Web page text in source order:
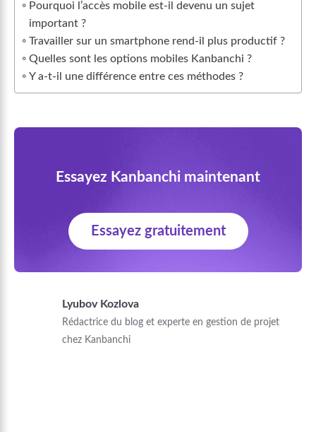
Pourquoi l’accès mobile est-il devenu un sujet
important ?
Travailler sur un smartphone rend-il plus productif ?
Quelles sont les options mobiles Kanbanchi ?
Y a-t-il une différence entre ces méthodes ?
Essayez Kanbanchi maintenant
Essayez gratuitement
Lyubov Kozlova
Rédactrice du blog et experte en gestion de projet
chez Kanbanchi